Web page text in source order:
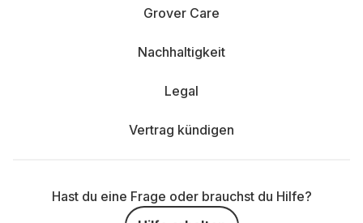
Grover Care
Nachhaltigkeit
Legal
Vertrag kündigen
Hast du eine Frage oder brauchst du Hilfe?